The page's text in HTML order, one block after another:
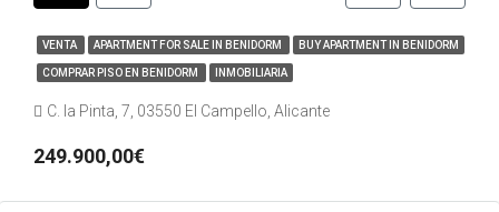
VENTA APARTMENT FOR SALE IN BENIDORM BUY APARTMENT IN BENIDORM
COMPRAR PISO EN BENIDORM INMOBILIARIA
C. la Pinta, 7, 03550 El Campello, Alicante
249.900,00€